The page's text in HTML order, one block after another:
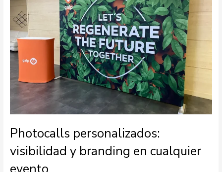
Photocalls personalizados:
visibilidad y branding en cualquier
cualquier
evento